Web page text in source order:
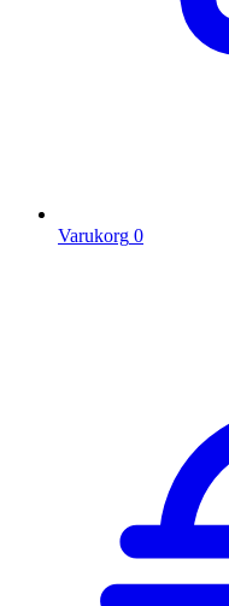
Varukorg 0